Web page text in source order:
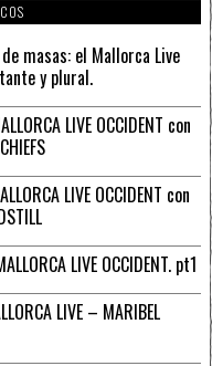
masas: el Mallorca Live
y plural.
LIVE OCCIDENT con
LIVE OCCIDENT con
LIVE OCCIDENT. pt1
LIVE – MARIBEL